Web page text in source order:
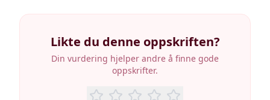
Likte du denne oppskriften?
Din vurdering hjelper andre å finne gode
oppskrifter.